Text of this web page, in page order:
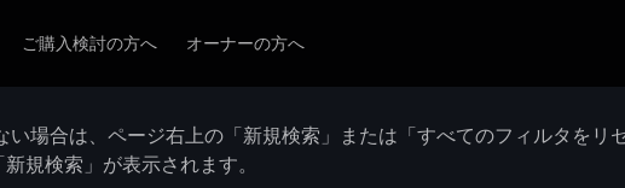
ご購入検討の方へ オーナーの方へ
場合は、ページ右上の「新規検索」または「すべてのフィルタをリ
規検索」が表示されます。